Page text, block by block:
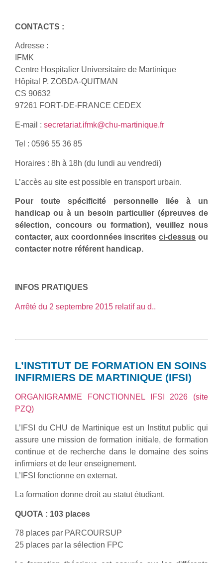
CONTACTS :
Adresse :
IFMK
Centre Hospitalier Universitaire de Martinique
Hôpital P. ZOBDA-QUITMAN
CS 90632
97261 FORT-DE-FRANCE CEDEX
E-mail : secretariat.ifmk@chu-martinique.fr
Tel : 0596 55 36 85
Horaires : 8h à 18h (du lundi au vendredi)
L’accès au site est possible en transport urbain.
Pour toute spécificité personnelle liée à un
handicap ou à un besoin particulier (épreuves de
sélection, concours ou formation), veuillez nous
contacter, aux coordonnées inscritesci-dessus ou
contacter notre référent handicap.
INFOS PRATIQUES
Arrêté du 2 septembre 2015 relatif au d..
L’INSTITUT DE FORMATION EN SOINS
INFIRMIERS DE MARTINIQUE (IFSI)
ORGANIGRAMME FONCTIONNEL IFSI 2026 (site
PZQ)
L’IFSI du CHU de Martinique est un Institut public qui
assure une mission de formation initiale, de formation
continue et de recherche dans le domaine des soins
infirmiers et de leur enseignement.
L’IFSI fonctionne en externat.
La formation donne droit au statut étudiant.
QUOTA : 103 places
78 places par PARCOURSUP
25 places par la sélection FPC